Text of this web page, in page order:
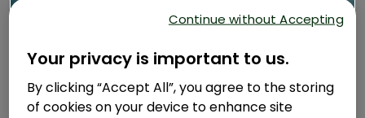
Değerlerimiz
Your privacy is important to us.
By clicking “Accept All”, you agree to the storing
of cookies on your device to enhance site
Continue without Accepting